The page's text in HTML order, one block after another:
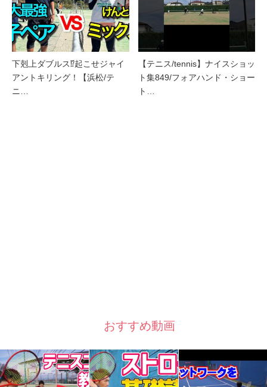
下剋上ダブルス⁉起こせジャイ
アントキリング！【浜松/テ
ニ…
【テニス/tennis】ナイスショッ
ト集849/フォアハンド・ショー
ト…
おすすめ動画